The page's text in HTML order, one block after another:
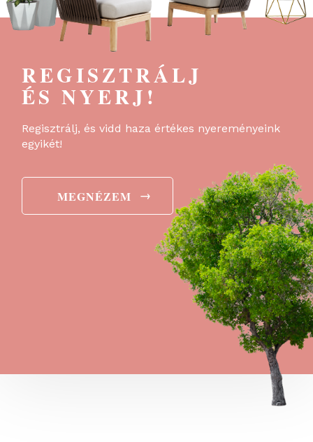
REGISZTRÁLJ
ÉS NYERJ!
Regisztrálj, és vidd haza értékes nyereményeink
egyikét!
MEGNÉZEM →